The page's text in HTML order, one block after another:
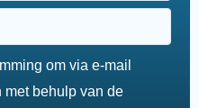
om via e-mail
met behulp van de